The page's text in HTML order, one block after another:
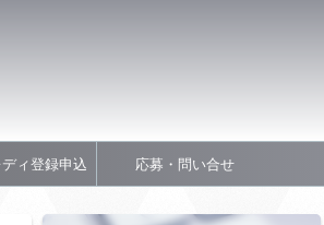
ィ登録申込 応募・問い合せ